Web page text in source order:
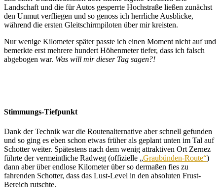
Landschaft und die für Autos gesperrte Hochstraße ließen zunächst
den Unmut verfliegen und so genoss ich herrliche Ausblicke,
während die ersten Gleitschirmpiloten über mir kreisten.
Nur wenige Kilometer später passte ich einen Moment nicht auf und
bemerkte erst mehrere hundert Höhenmeter tiefer, dass ich falsch
abgebogen war. Was will mir dieser Tag sagen?!
Stimmungs-Tiefpunkt
Dank der Technik war die Routenalternative aber schnell gefunden
und so ging es eben schon etwas früher als geplant unten im Tal auf
Schotter weiter. Spätestens nach dem wenig attraktiven Ort Zernez
führte der vermeintliche Radweg (offizielle „Graubünden-Route“)
dann aber über endlose Kilometer über so dermaßen fies zu
fahrenden Schotter, dass das Lust-Level in den absoluten Frust-
Bereich rutschte.